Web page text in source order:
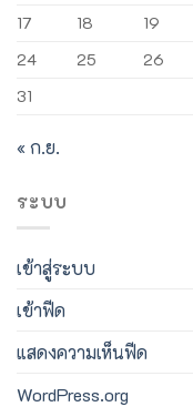
17
18 19
24
25 26
31
« ก.ย.
ระบบ
เข้าสู่ระบบ
เข้าฟีด
แสดงความเห็นฟีด
WordPress.org